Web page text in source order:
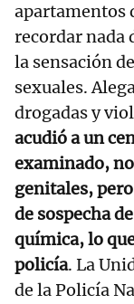
apartamentos
recordar nada
la sensación
sexuales.
drogadas y
acudió a un
examinado,
genitales,
de sospecha
química, lo
policía. La
de la Policía